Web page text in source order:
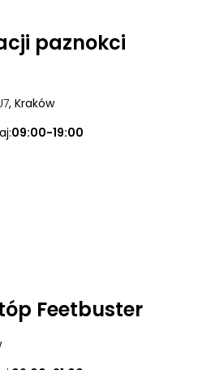
paznokci
, Kraków
09:00-19:00
Feetbuster